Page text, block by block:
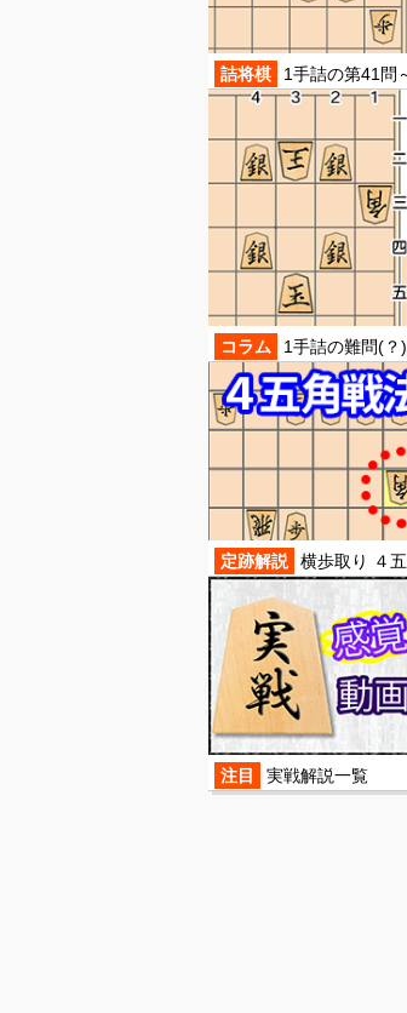
詰将棋 1手詰の第41問
コラム 1手詰の難問(？
定跡解説 横歩取り ４
注目 実戦解説一覧